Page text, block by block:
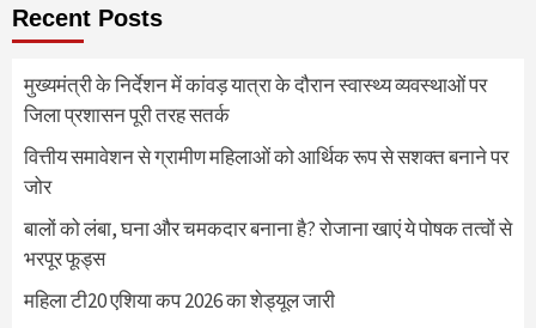
Recent Posts
मुख्यमंत्री के निर्देशन में कांवड़ यात्रा के दौरान स्वास्थ्य व्यवस्थाओं पर
जिला प्रशासन पूरी तरह सतर्क
वित्तीय समावेशन से ग्रामीण महिलाओं को आर्थिक रूप से सशक्त बनाने पर
जोर
बालों को लंबा, घना और चमकदार बनाना है? रोजाना खाएं ये पोषक तत्वों से
भरपूर फूड्स
महिला टी20 एशिया कप 2026 का शेड्यूल जारी